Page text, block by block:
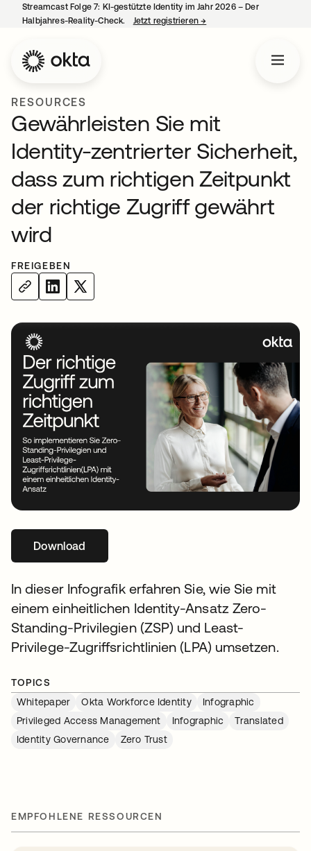
Streamcast Folge 7: KI-gestützte Identity im Jahr 2026 – Der
Halbjahres-Reality-Check.
Jetzt registrieren→
RESOURCES
Gewährleisten Sie mit
Identity-zentrierter Sicherheit,
dass zum richtigen Zeitpunkt
der richtige Zugriff gewährt
wird
FREIGEBEN
Downloadwird in einer neuen Registerkarte geöffnet
In dieser Infografik erfahren Sie, wie Sie mit
einem einheitlichen Identity-Ansatz Zero-
Standing-Privilegien (ZSP) und Least-
Privilege-Zugriffsrichtlinien (LPA) umsetzen.
TOPICS
Whitepaper
Okta Workforce Identity
Infographic
Privileged Access Management
Infographic
Translated
Identity Governance
Zero Trust
EMPFOHLENE RESSOURCEN